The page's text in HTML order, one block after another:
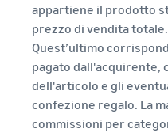
appartiene il prodotto
prezzo di vendita totale.
Quest’ultimo
pagato dall'acquirente,
dell'articolo e gli
confezione regalo. La
commissioni per